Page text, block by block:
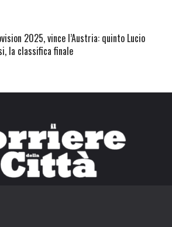
2025, vince l’Austria: quinto Lucio
la classifica finale